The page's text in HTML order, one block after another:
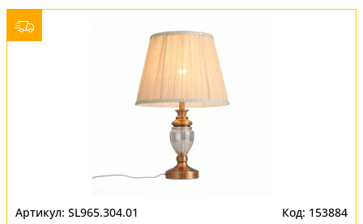
SL965.304.01 153884